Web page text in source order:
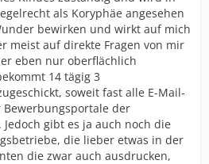
als Koryphäe angesehen
bewirken und wirkt auf mich
meist auf direkte Fragen von mir
eben nur oberflächlich
14 tägig 3
soweit fast alle E-Mail-
der
gibt es ja auch noch die
die lieber etwas in der
die zwar auch ausdrucken,